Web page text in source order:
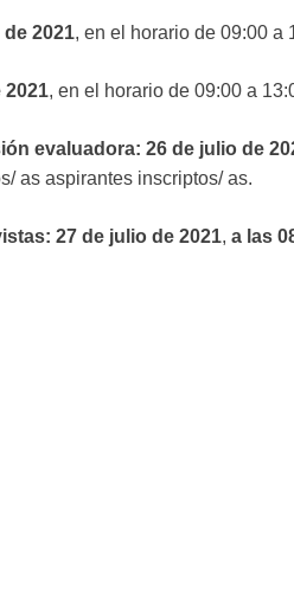
2021, en el horario de 09:00 a
2021, en el horario de 09:00 a
evaluadora: 26 de julio de
as aspirantes inscriptos/ as.
27 de julio de 2021, a las